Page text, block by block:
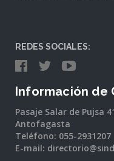
REDES SOCIALES:
Información de
Pasaje Salar de Pujsa
Antofagasta
Teléfono: 055-2931207
E-mail: